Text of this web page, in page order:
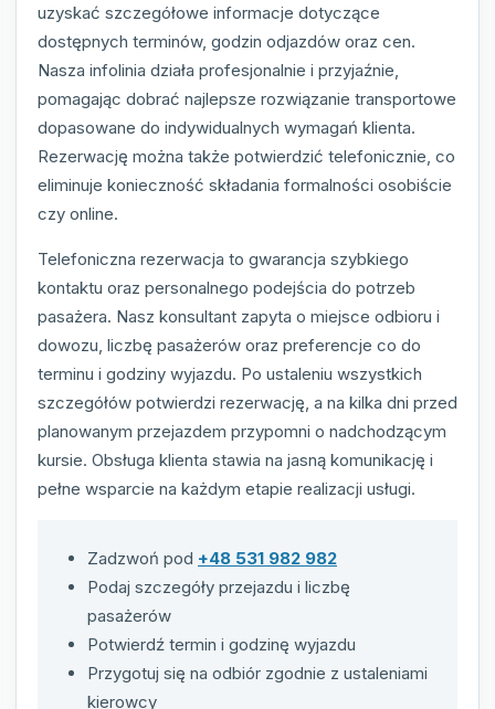
uzyskać szczegółowe informacje dotyczące
dostępnych terminów, godzin odjazdów oraz cen.
Nasza infolinia działa profesjonalnie i przyjaźnie,
pomagając dobrać najlepsze rozwiązanie transportowe
dopasowane do indywidualnych wymagań klienta.
Rezerwację można także potwierdzić telefonicznie, co
eliminuje konieczność składania formalności osobiście
czy online.
Telefoniczna rezerwacja to gwarancja szybkiego
kontaktu oraz personalnego podejścia do potrzeb
pasażera. Nasz konsultant zapyta o miejsce odbioru i
dowozu, liczbę pasażerów oraz preferencje co do
terminu i godziny wyjazdu. Po ustaleniu wszystkich
szczegółów potwierdzi rezerwację, a na kilka dni przed
planowanym przejazdem przypomni o nadchodzącym
kursie. Obsługa klienta stawia na jasną komunikację i
pełne wsparcie na każdym etapie realizacji usługi.
Zadzwoń pod +48 531 982 982
Podaj szczegóły przejazdu i liczbę
pasażerów
Potwierdź termin i godzinę wyjazdu
Przygotuj się na odbiór zgodnie z ustaleniami
kierowcy